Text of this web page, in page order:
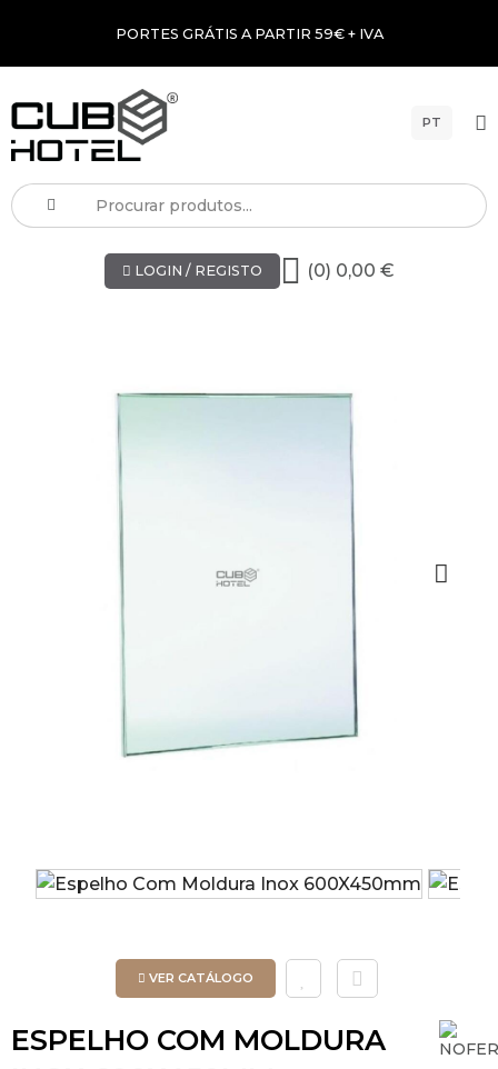
PORTES GRÁTIS A PARTIR 59€ + IVA
PT
LOGIN / REGISTO (0) 0,00 €
VER CATÁLOGO
ESPELHO COM MOLDURA